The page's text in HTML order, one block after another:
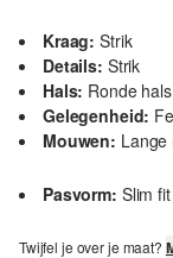
Kraag: Strik
Details: Strik
Hals: Ronde hals
Gelegenheid:
Mouwen: Lange
Pasvorm: Slim fit
Twijfel je over je maat?